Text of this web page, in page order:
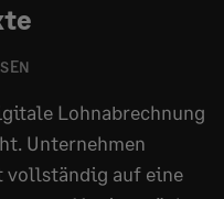
Lohnabrechnung
Unternehmen
vollständig auf eine